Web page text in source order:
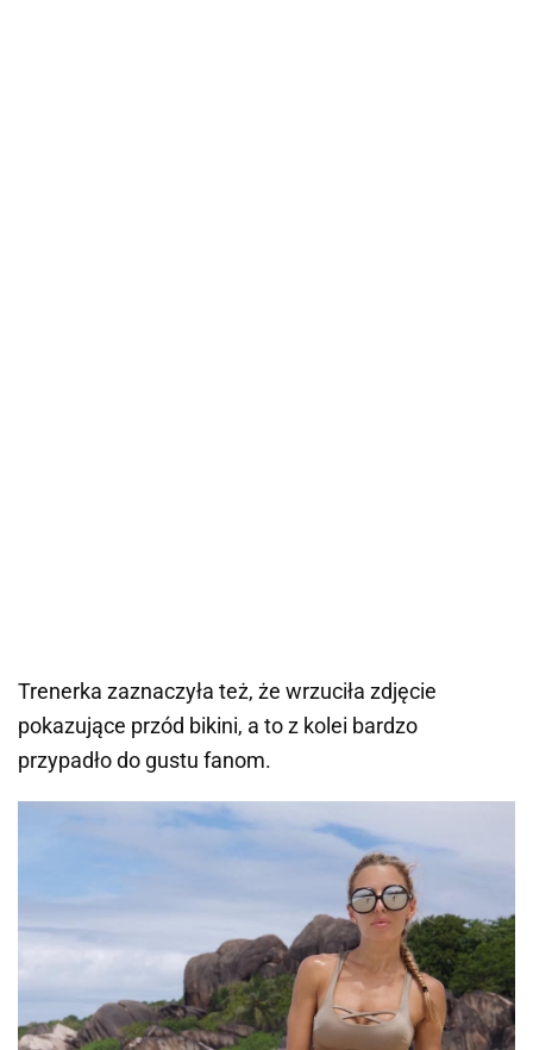
Trenerka zaznaczyła też, że wrzuciła zdjęcie
pokazujące przód bikini, a to z kolei bardzo
przypadło do gustu fanom.